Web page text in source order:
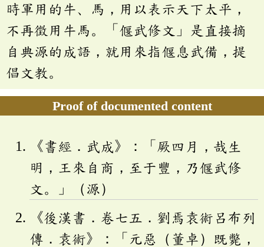
時軍用的牛、馬，用以表示天下太平，
不再徵用牛馬。「偃武修文」是直接摘
自典源的成語，就用來指偃息武備，提
倡文教。
Proof of documented content
《書經．武成》：「厥四月，哉生
明，王來自商，至于豐，乃偃武修
文。」（源）
《後漢書．卷七五．劉焉袁術呂布列
傳．袁術》：「元惡（董卓）既斃，